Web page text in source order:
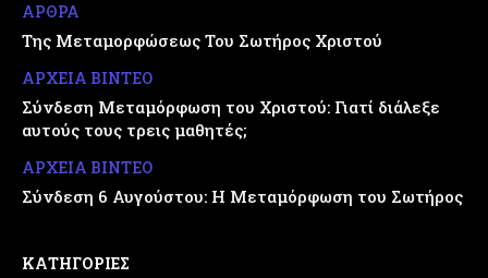
ΑΡΘΡΑ
Της Μεταμορφώσεως Του Σωτήρος Χριστού
ΑΡΧΕΙΑ ΒΙΝΤΕΟ
Σύνδεση Μεταμόρφωση του Χριστού: Γιατί διάλεξε
αυτούς τους τρεις μαθητές;
ΑΡΧΕΙΑ ΒΙΝΤΕΟ
Σύνδεση 6 Αυγούστου: Η Μεταμόρφωση του Σωτήρος
ΚΑΤΗΓΟΡΙΕΣ